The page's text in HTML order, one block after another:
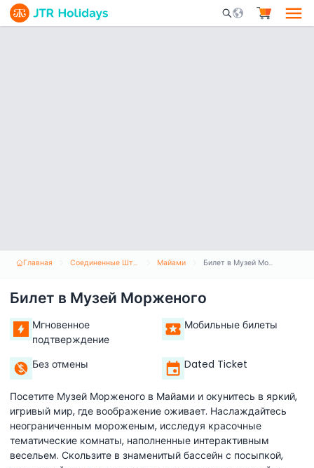
Mobile Search
Главная Соединенные Штаты Америки Майами Билет в Музей Морженого
Билет в Музей Морженого
Мгновенное
подтверждение
Мобильные билеты
Без отмены Dated Ticket
Посетите Музей Морженого в Майами и окунитесь в яркий,
игривый мир, где воображение оживает. Наслаждайтесь
неограниченным мороженым, исследуя красочные
тематические комнаты, наполненные интерактивным
весельем. Скользите в знаменитый бассейн с посыпкой,